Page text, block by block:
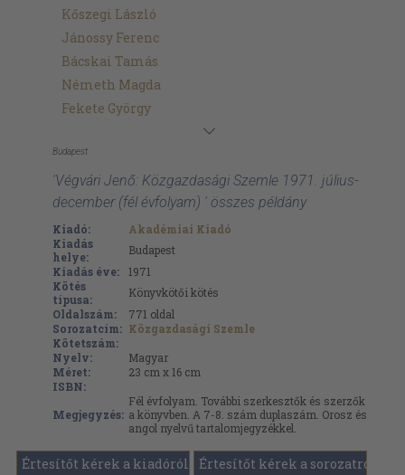
Kőszegi László
Jánossy Ferenc
Bácskai Tamás
Németh Magda
Fekete György
Budapest
'Végvári Jenő: Közgazdasági Szemle 1971. július-
december (fél évfolyam) ' összes példány
Kiadó:
Akadémiai Kiadó
Kiadás
helye:
Budapest
Kiadás éve:
1971
Kötés
típusa:
Könyvkötői kötés
Oldalszám:
771 oldal
Sorozatcím: Közgazdasági Szemle
Kötetszám:
Nyelv:
Magyar
Méret:
23 cm x 16 cm
ISBN:
Megjegyzés:
Fél évfolyam. További szerkesztők és szerzők
a könyvben. A 7-8. szám duplaszám. Orosz és
angol nyelvű tartalomjegyzékkel.
Értesítőt kérek a kiadóról Értesítőt kérek a sorozatról